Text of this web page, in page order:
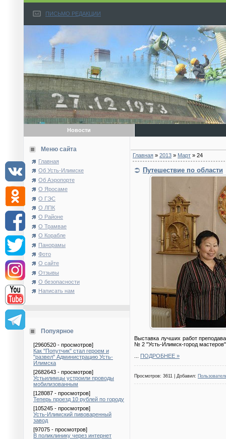
ПИСЬМО РЕДАКЦИИ
Новости
Меню сайта
Главная
Об Усть-Илимске
Об Аэропорте
О Яросаме
О ГЭС
О ЛПК
О Районе
О Трамвае
О Корабле
Панорамы
Фото
О сайте
Отзывы
О безопасности
Написать нам
Попуярное
[2960520 - просмотров]
Как "Попутчик" стал героем и
"развел" Администрацию Усть-
Илимска
[2682643 - просмотров]
Устьилимцы устроили проводы
мобилизованным
[128087 - просмотров]
Теперь проезд 10 рублей по городу
[105245 - просмотров]
Усть-Илимский пивоваренный
завод
[97075 - просмотров]
В поликлинику через интернет
Главная » 2013 » Март » 24
Путешествие по области
Выставка лучших работ
№ 2 "Усть-Илимск-город
ПОДРОБНЕЕ »
Просмотров: 3611 | Добавил: